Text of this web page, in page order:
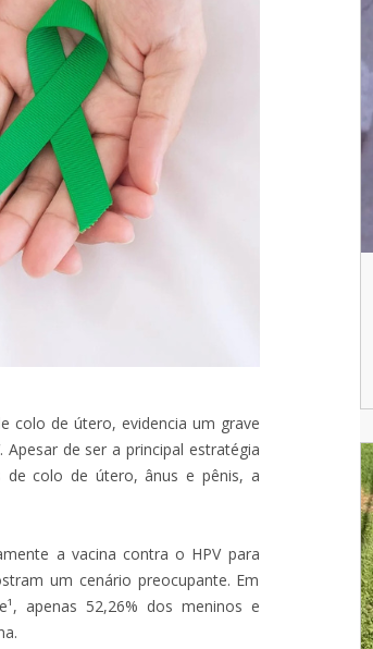
colo de útero, evidencia um grave
de ser a principal estratégia
de colo de útero, ânus e pênis, a
a vacina contra o HPV para
um cenário preocupante. Em
apenas 52,26% dos meninos e